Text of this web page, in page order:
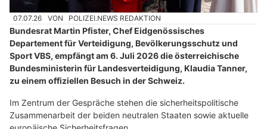
Flugzeugen
In dieser Zeit ist imRaum Emmenmit erhöhtem Flugbetrieb und
entsprechender Lärmentwicklung zu rechnen.
Weiterlesen